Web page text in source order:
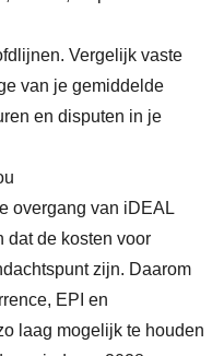
Vergelijk vaste
van je gemiddelde
en disputen in je
overgang van iDEAL
dat de kosten voor
zijn. Daarom
EPI en
laag mogelijk te houden